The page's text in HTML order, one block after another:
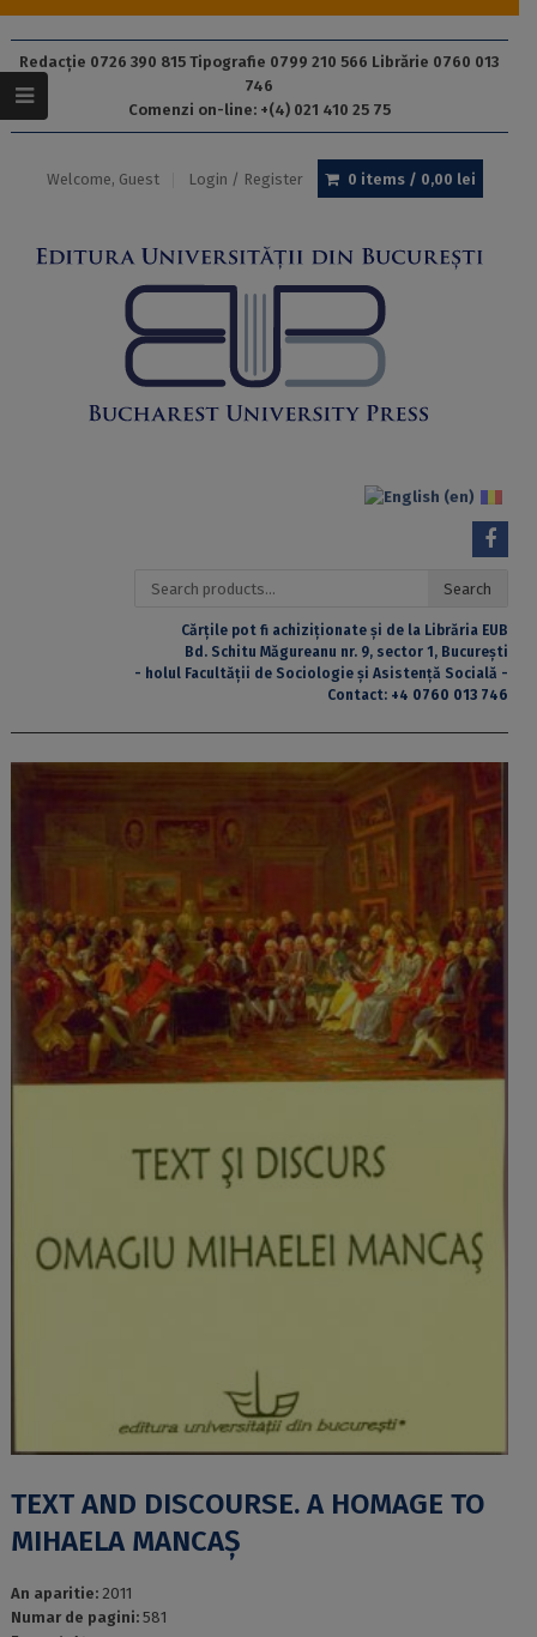
Redacție 0726 390 815 Tipografie 0799 210 566 Librărie 0760 013
746
Comenzi on-line: +(4) 021 410 25 75
Welcome, Guest Login / Register 0 items / 0,00 lei
Search
Search
Cărțile pot fi achiziționate și de la Librăria EUB
Bd. Schitu Măgureanu nr. 9, sector 1, București
- holul Facultății de Sociologie și Asistență Socială -
Contact: +4 0760 013 746
TEXT AND DISCOURSE. A HOMAGE TO
MIHAELA MANCAȘ
An aparitie: 2011
Numar de pagini: 581